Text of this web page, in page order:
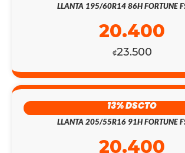
LLANTA 195/60R14 86H FORTUNE
₡23.500
20.400
13% DSCTO
LLANTA 205/55R16 91H FORTUNE
20.400